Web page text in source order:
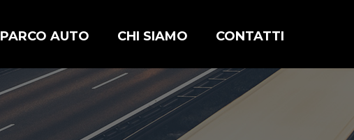
PARCO AUTO CHI SIAMO CONTATTI